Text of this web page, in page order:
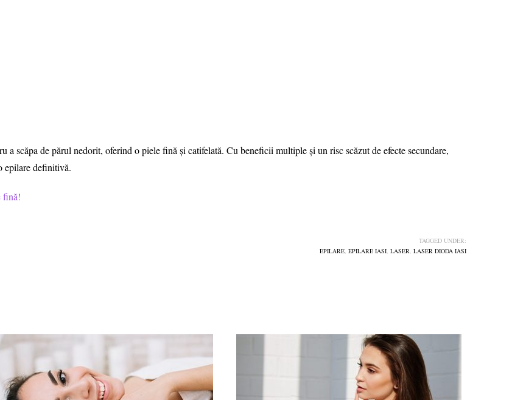
a scăpa de părul nedorit, oferind o piele fină și catifelată. Cu beneficii multiple și un risc scăzut de efecte secundare,
epilare definitivă.
fină!
TAGGED UNDER:
EPILARE, EPILARE IASI, LASER, LASER DIODA IASI